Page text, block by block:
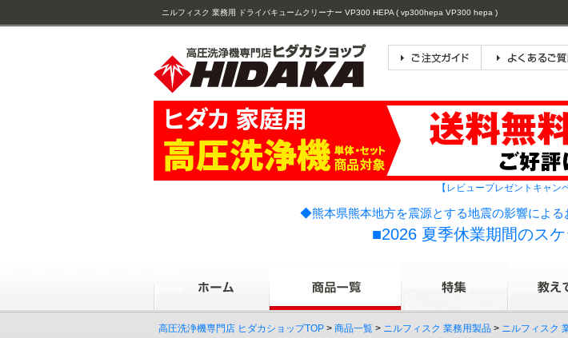
ニルフィスク 業務用 ドライバキュームクリーナー VP300 HEPA ( vp300hepa VP300 hepa )
【レビュープレゼントキャン
◆熊本県熊本地方を震源とする地震の影響によ
■2026 夏季休業期間のス
高圧洗浄機専門店 ヒダカショップTOP > 商品一覧 > ニルフィスク 業務用製品 > ニルフィスク